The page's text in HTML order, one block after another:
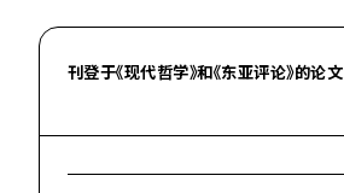
刊登于《现代哲学》和《东亚评论》的论文